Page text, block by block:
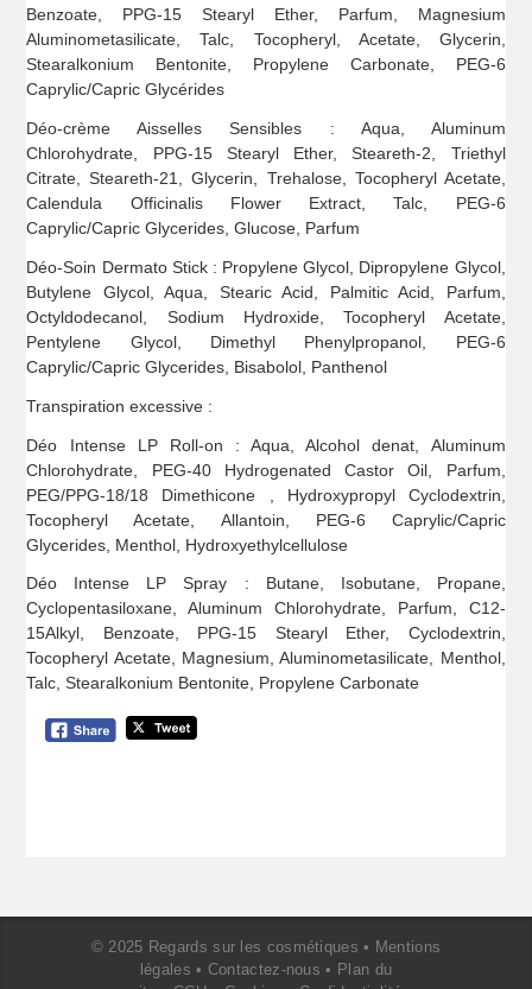
Benzoate, PPG-15 Stearyl Ether, Parfum, Magnesium
Aluminometasilicate, Talc, Tocopheryl, Acetate, Glycerin,
Stearalkonium Bentonite, Propylene Carbonate, PEG-6
Caprylic/Capric Glycérides
Déo-crème Aisselles Sensibles : Aqua, Aluminum
Chlorohydrate, PPG-15 Stearyl Ether, Steareth-2, Triethyl
Citrate, Steareth-21, Glycerin, Trehalose, Tocopheryl Acetate,
Calendula Officinalis Flower Extract, Talc, PEG-6
Caprylic/Capric Glycerides, Glucose, Parfum
Déo-Soin Dermato Stick : Propylene Glycol, Dipropylene Glycol,
Butylene Glycol, Aqua, Stearic Acid, Palmitic Acid, Parfum,
Octyldodecanol, Sodium Hydroxide, Tocopheryl Acetate,
Pentylene Glycol, Dimethyl Phenylpropanol, PEG-6
Caprylic/Capric Glycerides, Bisabolol, Panthenol
Transpiration excessive :
Déo Intense LP Roll-on : Aqua, Alcohol denat, Aluminum
Chlorohydrate, PEG-40 Hydrogenated Castor Oil, Parfum,
PEG/PPG-18/18 Dimethicone , Hydroxypropyl Cyclodextrin,
Tocopheryl Acetate, Allantoin, PEG-6 Caprylic/Capric
Glycerides, Menthol, Hydroxyethylcellulose
Déo Intense LP Spray : Butane, Isobutane, Propane,
Cyclopentasiloxane, Aluminum Chlorohydrate, Parfum, C12-
15Alkyl, Benzoate, PPG-15 Stearyl Ether, Cyclodextrin,
Tocopheryl Acetate, Magnesium, Aluminometasilicate, Menthol,
Talc, Stearalkonium Bentonite, Propylene Carbonate
© 2025 Regards sur les cosmétiques • Mentions
légales • Contactez-nous • Plan du